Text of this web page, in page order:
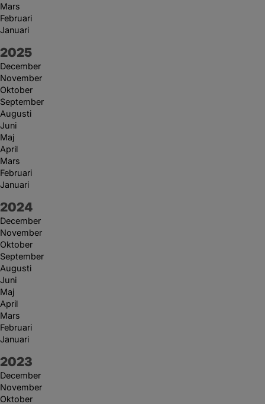
Mars
Februari
Januari
År:
2025
December
November
Oktober
September
Augusti
Juni
Maj
April
Mars
Februari
Januari
År:
2024
December
November
Oktober
September
Augusti
Juni
Maj
April
Mars
Februari
Januari
År:
2023
December
November
Oktober